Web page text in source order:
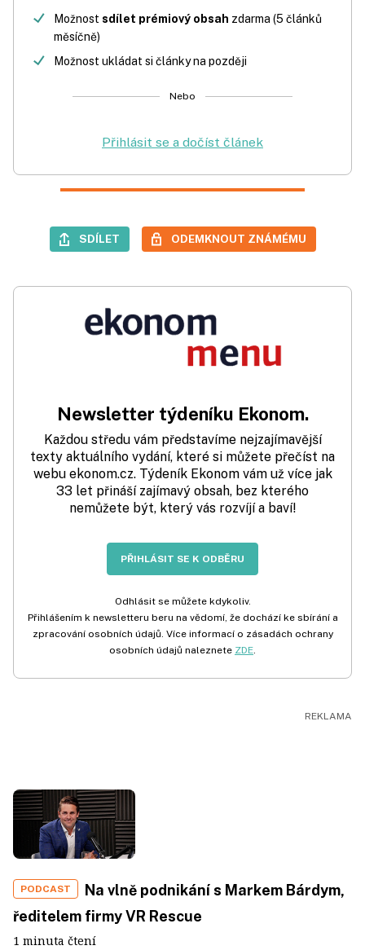
Možnost sdílet prémiový obsah zdarma (5 článků
měsíčně)
Možnost ukládat si články na později
Nebo
Přihlásit se a dočíst článek
SDÍLET ODEMKNOUT ZNÁMÉMU
Newsletter týdeníku Ekonom.
Každou středu vám představíme nejzajímavější
texty aktuálního vydání, které si můžete přečíst na
webu ekonom.cz. Týdeník Ekonom vám už více jak
33 let přináší zajímavý obsah, bez kterého
nemůžete být, který vás rozvíjí a baví!
PŘIHLÁSIT SE K ODBĚRU
Odhlásit se můžete kdykoliv.
Přihlášením k newsletteru beru na vědomí, že dochází ke sbírání a
zpracování osobních údajů. Více informací o zásadách ochrany
osobních údajů naleznete ZDE.
PODCAST
Na vlně podnikání s Markem Bárdym,
ředitelem firmy VR Rescue
1 minuta čtení